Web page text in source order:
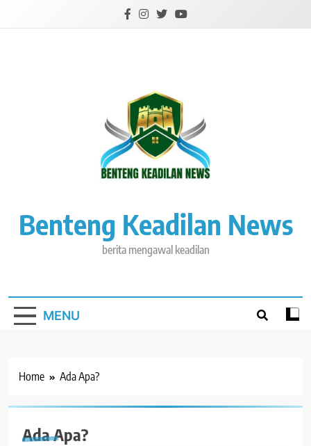
Benteng Keadilan News
berita mengawal keadilan
MENU
Home Ada Apa?
Ada Apa?
#TRENDING
BOGOR